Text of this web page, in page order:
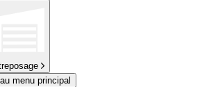
menu principal